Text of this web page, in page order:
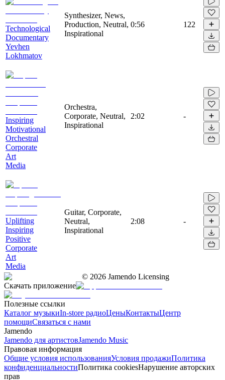
Technological
Documentary
Yevhen
Lokhmatov
Synthesizer, News,
Production, Neutral,
Inspirational
0:56 122
Inspiring
Motivational
Orchestral
Corporate
Art
Media
Orchestra,
Corporate, Neutral,
Inspirational
2:02 -
Uplifting
Inspiring
Positive
Corporate
Art
Media
Guitar, Corporate,
Neutral,
Inspirational
2:08 -
© 2026 Jamendo Licensing
Скачать приложение
Полезные ссылки
Каталог музыкиIn-store радиоЦеныКонтактыЦентр
помощиСвязаться с нами
Jamendo
Jamendo для артистовJamendo Music
Правовая информация
Общие условия использованияУсловия продажиПолитика
конфиденциальностиПолитика cookiesНарушение авторских
прав